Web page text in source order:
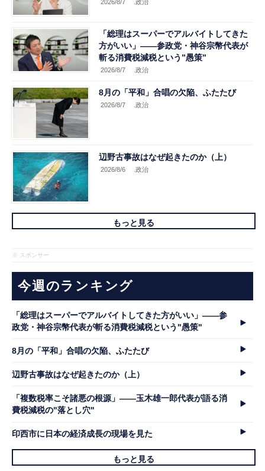
2026/8/7 .政治
「総理はスーパーでアルバイトしてきた
方がいい」――参政党・神谷宗幣代表が
斬る消費税減税という”愚策”
2026/8/7 .政治
8月の「平和」合唱の欠陥、ふたたび
2026/8/7 .政治
辺野古事故はなぜ起きたのか（上）
2026/8/6 .政治
もっと見る
※ スポンサー
今週のランキング
「総理はスーパーでアルバイトしてきた方がいい」――参
政党・神谷宗幣代表が斬る消費税減税という"愚策"
8月の「平和」合唱の欠陥、ふたたび
辺野古事故はなぜ起きたのか（上）
「複数税率こそ諸悪の根源」――玉木雄一郎代表が語る消
費税減税の"落とし穴"
印西市に日本の経済成長の現場を見た
もっと見る